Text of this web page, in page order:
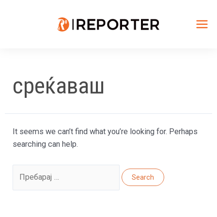
среќаваш
It seems we can’t find what you’re looking for. Perhaps
searching can help.